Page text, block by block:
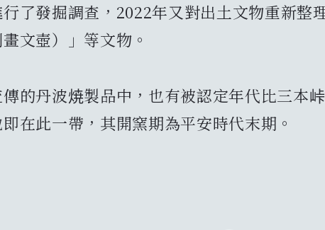
行了發掘調查，2022年又對出土文物重新
文壺）」等文物。
的丹波焼製品中，也有被認定年代比三本
在此一帶，其開窯期為平安時代末期。